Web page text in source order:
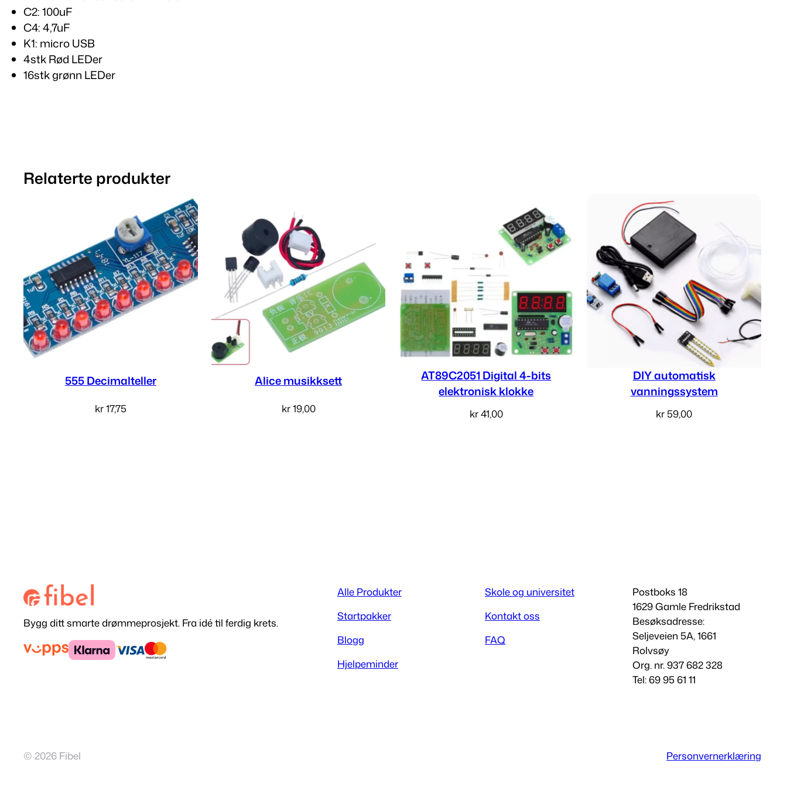
C2: 100uF
C4: 4,7uF
K1: micro USB
4stk Rød LEDer
16stk grønn LEDer
Relaterte produkter
555 Decimalteller
kr17,75
Alice musikksett
kr19,00
AT89C2051 Digital 4-bits
elektronisk klokke
kr41,00
DIY automatisk
vanningssystem
kr 59,00
Bygg ditt smarte drømmeprosjekt. Fra idé til ferdig krets.
Alle Produkter
Startpakker
Blogg
Hjelpeminder
Skole og universitet
Kontakt oss
FAQ
Postboks 18
1629 Gamle Fredrikstad
Besøksadresse:
Seljeveien 5A, 1661
Rolvsøy
Org. nr. 937 682 328
Tel: 69 95 61 11
© 2026 Fibel Personvernerklæring